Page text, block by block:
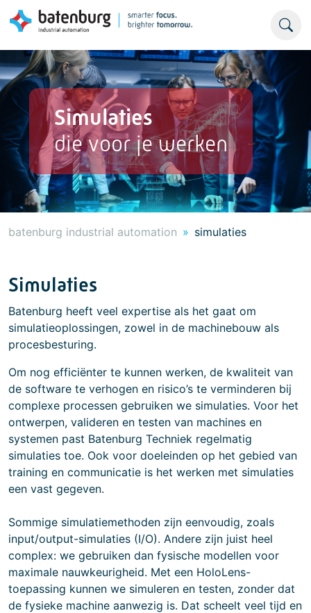
Simulaties
die voor je werken
batenburg industrial automation simulaties
Simulaties
Batenburg heeft veel expertise als het gaat om
simulatieoplossingen, zowel in de machinebouw als
procesbesturing.
Om nog efficiënter te kunnen werken, de kwaliteit van
de software te verhogen en risico’s te verminderen bij
complexe processen gebruiken we simulaties. Voor het
ontwerpen, valideren en testen van machines en
systemen past Batenburg Techniek regelmatig
simulaties toe. Ook voor doeleinden op het gebied van
training en communicatie is het werken met simulaties
een vast gegeven.
Sommige simulatiemethoden zijn eenvoudig, zoals
input/output-simulaties (I/O). Andere zijn juist heel
complex: we gebruiken dan fysische modellen voor
maximale nauwkeurigheid. Met een HoloLens-
toepassing kunnen we simuleren en testen, zonder dat
de fysieke machine aanwezig is. Dat scheelt veel tijd en